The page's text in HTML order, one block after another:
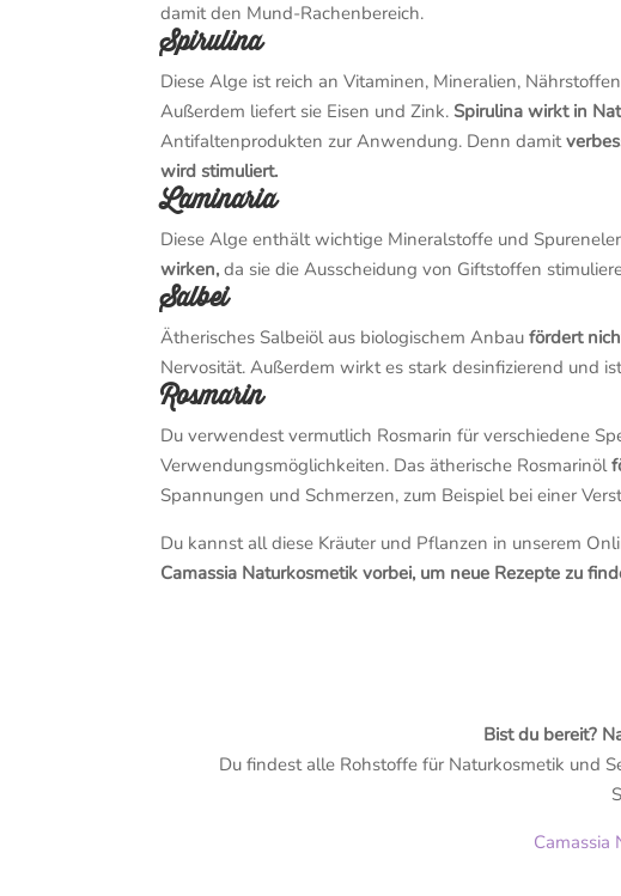
damit den Mund-Rachenbereich.
Spirulina
Diese Alge ist reich an Vitaminen, Mineralien,
Außerdem liefert sie Eisen und Zink. Spirulina wirkt in
Antifaltenprodukten zur Anwendung. Denn damit
wird stimuliert.
Laminaria
Diese Alge enthält wichtige Mineralstoffe und
wirken,da sie die Ausscheidung von Giftstoffen
Salbei
Ätherisches Salbeiöl aus biologischem Anbaufördert
Nervosität. Außerdem wirkt es stark desinfizierend und
Rosmarin
Du verwendest vermutlich Rosmarin für verschiedene
Verwendungsmöglichkeiten. Das ätherische Rosmarinöl
Spannungen und Schmerzen, zum Beispiel bei einer
Du kannst all diese Kräuter und Pflanzen in unserem
Camassia Naturkosmetik vorbei, um neue Rezepte zu
Bist du bereit?
Du findest alle Rohstoffe für Naturkosmetik und
Camassia